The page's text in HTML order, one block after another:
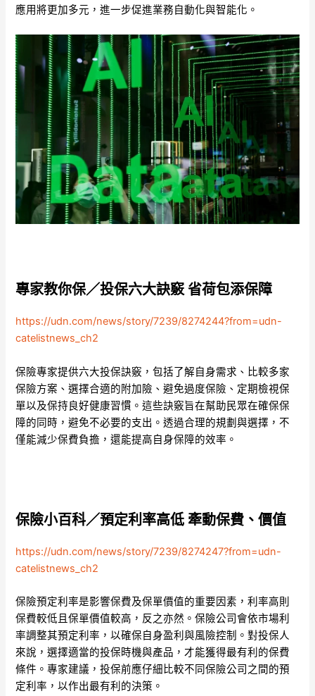
應用將更加多元，進一步促進業務自動化與智能化。
專家教你保／投保六大訣竅 省荷包添保障
https://udn.com/news/story/7239/8274244?from=udn-
catelistnews_ch2
保險專家提供六大投保訣竅，包括了解自身需求、比較多家
保險方案、選擇合適的附加險、避免過度保險、定期檢視保
單以及保持良好健康習慣。這些訣竅旨在幫助民眾在確保保
障的同時，避免不必要的支出。透過合理的規劃與選擇，不
僅能減少保費負擔，還能提高自身保障的效率。
保險小百科／預定利率高低 牽動保費、價值
https://udn.com/news/story/7239/8274247?from=udn-
catelistnews_ch2
保險預定利率是影響保費及保單價值的重要因素，利率高則
保費較低且保單價值較高，反之亦然。保險公司會依市場利
率調整其預定利率，以確保自身盈利與風險控制。對投保人
來說，選擇適當的投保時機與產品，才能獲得最有利的保費
條件。專家建議，投保前應仔細比較不同保險公司之間的預
定利率，以作出最有利的決策。